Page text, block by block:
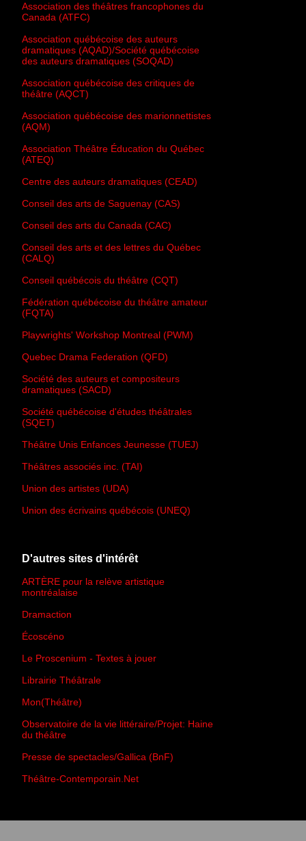
Association des théâtres francophones du
Canada (ATFC)
Association québécoise des auteurs
dramatiques (AQAD)/Société québécoise
des auteurs dramatiques (SOQAD)
Association québécoise des critiques de
théâtre (AQCT)
Association québécoise des marionnettistes
(AQM)
Association Théâtre Éducation du Québec
(ATEQ)
Centre des auteurs dramatiques (CEAD)
Conseil des arts de Saguenay (CAS)
Conseil des arts du Canada (CAC)
Conseil des arts et des lettres du Québec
(CALQ)
Conseil québécois du théâtre (CQT)
Fédération québécoise du théâtre amateur
(FQTA)
Playwrights' Workshop Montreal (PWM)
Quebec Drama Federation (QFD)
Société des auteurs et compositeurs
dramatiques (SACD)
Société québécoise d'études théâtrales
(SQET)
Théâtre Unis Enfances Jeunesse (TUEJ)
Théâtres associés inc. (TAI)
Union des artistes (UDA)
Union des écrivains québécois (UNEQ)
D'autres sites d'intérêt
ARTÈRE pour la relève artistique
montréalaise
Dramaction
Écoscéno
Le Proscenium - Textes à jouer
Librairie Théâtrale
Mon(Théâtre)
Observatoire de la vie littéraire/Projet: Haine
du théâtre
Presse de spectacles/Gallica (BnF)
Théâtre-Contemporain.Net